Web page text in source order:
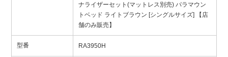
ナライザーセット(マットレス別売) パラマウン
トベッド ライトブラウン [シングルサイズ] 【店
舗のみ販売】
型番 RA3950H